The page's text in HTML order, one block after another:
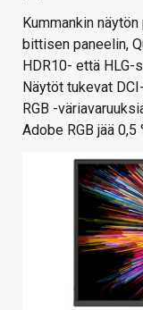
Kummankin
bittisen paneelin,
HDR10- että HLG-
Näytöt tukevat
RGB -
Adobe RGB jää